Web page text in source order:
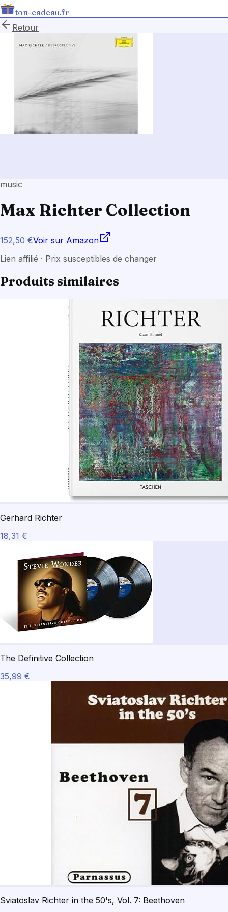
ton-cadeau.fr
Retour
music
Max Richter Collection
152,50 €Voir sur Amazon
Lien affilié · Prix susceptibles de changer
Produits similaires
Gerhard Richter
18,31 €
The Definitive Collection
35,99 €
Sviatoslav Richter in the 50's, Vol. 7: Beethoven